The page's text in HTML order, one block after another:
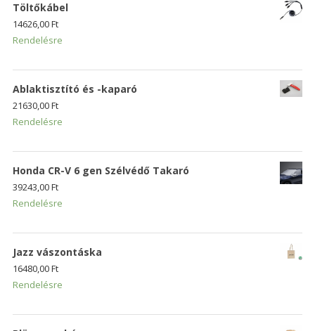
Töltőkábel
14626,00Ft
Rendelésre
Ablaktisztító és -kaparó
21630,00Ft
Rendelésre
Honda CR-V 6 gen Szélvédő Takaró
39243,00Ft
Rendelésre
Jazz vászontáska
16480,00Ft
Rendelésre